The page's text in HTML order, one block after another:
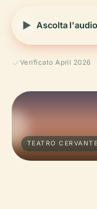
Ascolta
Verificato April 2026
TEATRO